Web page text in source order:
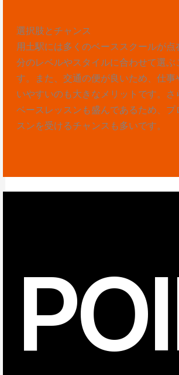
選択肢とチャンス
用土駅には多くのベーススクールが点
分のレベルやスタイルに合わせて選ぶ
す。また、交通の便が良いため、仕事
いやすいのも大きなメリットです。さ
ベースレッスンも盛んであるため、プ
スンを受けるチャンスも多いです。